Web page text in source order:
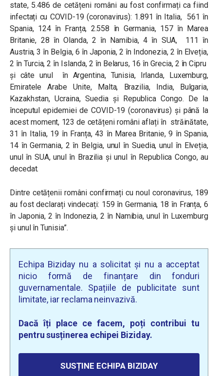
state, 5.486 de cetățeni români au fost confirmați ca fiind
infectați cu COVID-19 (coronavirus): 1.891 în Italia, 561 în
Spania, 124 în Franța, 2.558 în Germania, 157 în Marea
Britanie, 28 în Olanda, 2 în Namibia, 4 în SUA, 111 în
Austria, 3 în Belgia, 6 în Japonia, 2 în Indonezia, 2 în Elveția,
2 în Turcia, 2 în Islanda, 2 în Belarus, 16 în Grecia, 2 în Cipru
și câte unul în Argentina, Tunisia, Irlanda, Luxemburg,
Emiratele Arabe Unite, Malta, Brazilia, India, Bulgaria,
Kazakhstan, Ucraina, Suedia și Republica Congo. De la
începutul epidemiei de COVID-19 (coronavirus) și până la
acest moment, 123 de cetățeni români aflați în străinătate,
31 în Italia, 19 în Franța, 43 în Marea Britanie, 9 în Spania,
14 în Germania, 2 în Belgia, unul în Suedia, unul în Elveția,
unul în SUA, unul în Brazilia și unul în Republica Congo, au
decedat.
Dintre cetățenii români confirmați cu noul coronavirus, 189
au fost declarați vindecați: 159 în Germania, 18 în Franța, 6
în Japonia, 2 în Indonezia, 2 în Namibia, unul în Luxemburg
și unul în Tunisia”.
Echipa Biziday nu a solicitat și nu a acceptat
nicio formă de finanțare din fonduri
guvernamentale. Spațiile de publicitate sunt
limitate, iar reclama neinvazivă.
Dacă îți place ce facem, poți contribui tu
pentru susținerea echipei Biziday.
SUSȚINE ECHIPA BIZIDAY